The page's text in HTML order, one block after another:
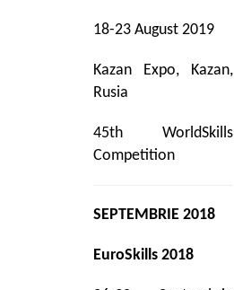
18-23 August 2019
Kazan Expo, Kazan,
Rusia
45th WorldSkills
Competition
SEPTEMBRIE 2018
EuroSkills 2018